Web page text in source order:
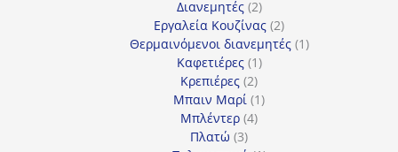
προϊόντα
Διανεμητές 22
προϊόντα
Εργαλεία Κουζίνας 22
προϊόντα
Θερμαινόμενοι διανεμητές 11
Καφετιέρες 11
προϊόν
Κρεπιέρες 22
προϊόντα
Μπαιν Μαρί 11
Μπλέντερ 44
Πλατώ 33